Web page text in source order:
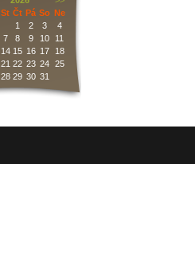
St Čt Pá So Ne
1
2 3
4
7 8 9 10
11
14 15 16 17
18
21 22 23 24 25
28 29 30 31